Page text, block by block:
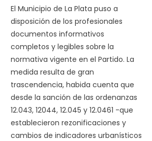
El Municipio de La Plata puso a
disposición de los profesionales
documentos informativos
completos y legibles sobre la
normativa vigente en el Partido. La
medida resulta de gran
trascendencia, habida cuenta que
desde la sanción de las ordenanzas
12.043, 12044, 12.045 y 12.0461 -que
establecieron rezonificaciones y
cambios de indicadores urbanísticos